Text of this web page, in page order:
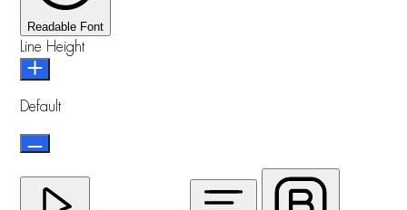
Readable Font
Line Height
Default